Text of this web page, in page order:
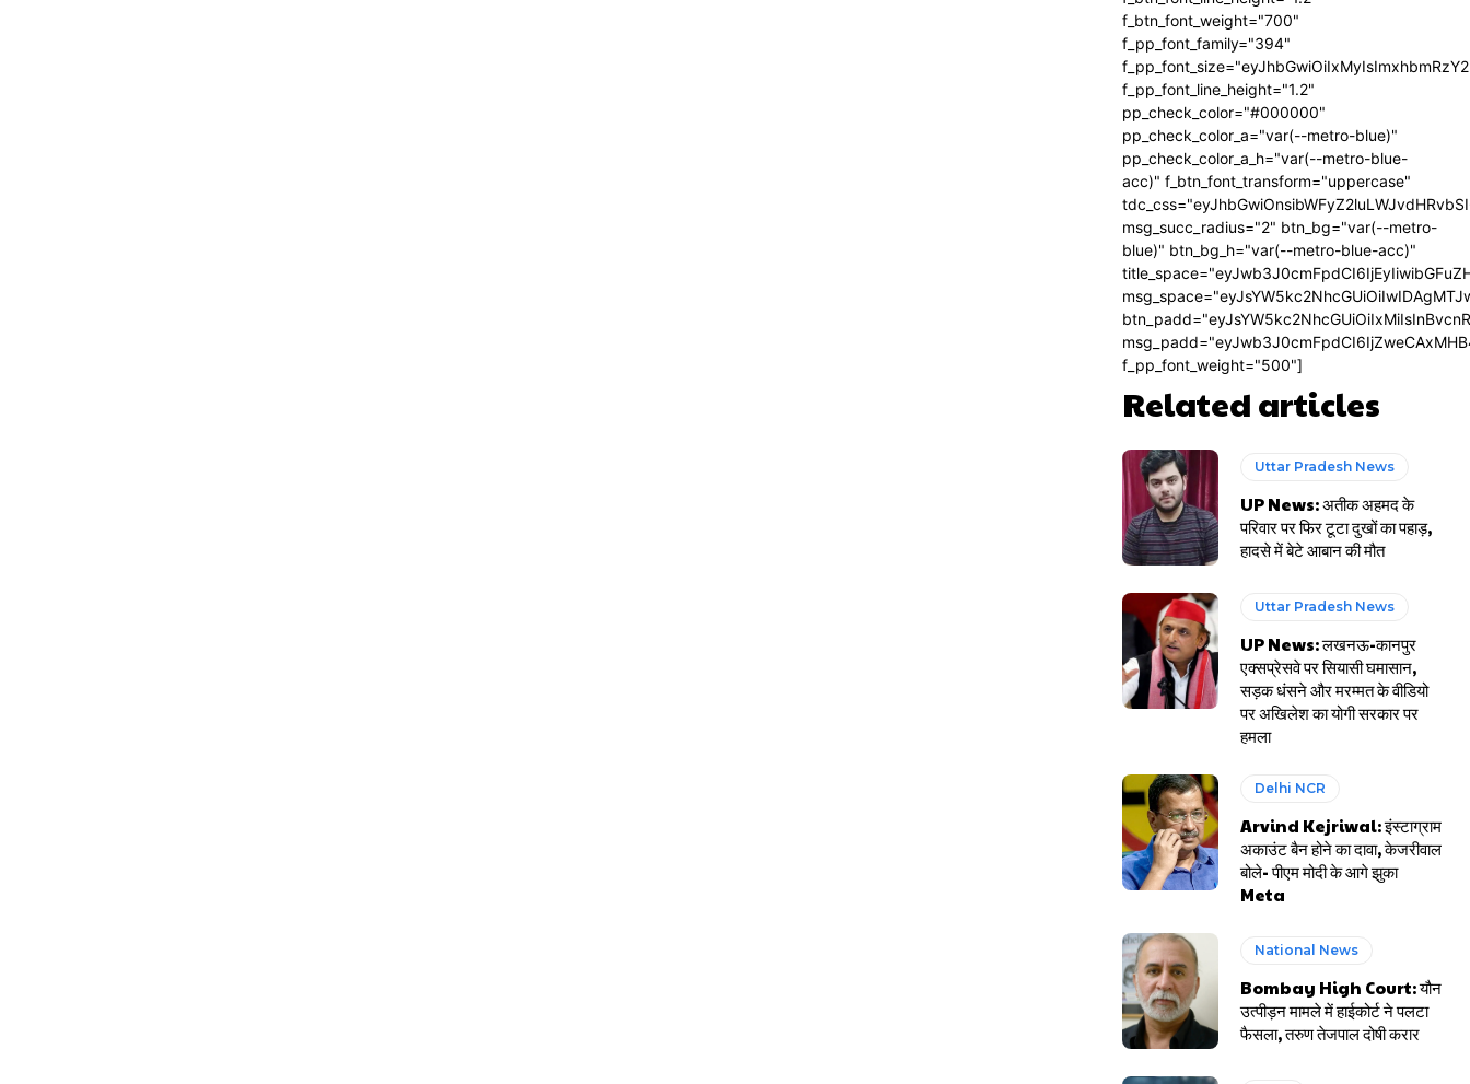
f_btn_font_weight="700"
f_pp_font_family="394"
f_pp_font_line_height="1.2"
pp_check_color="#000000"
pp_check_color_a="var(--metro-blue)"
pp_check_color_a_h="var(--metro-blue-
acc)" f_btn_font_transform="uppercase"
msg_succ_radius="2" btn_bg="var(--metro-
blue)" btn_bg_h="var(--metro-blue-acc)"
f_pp_font_weight="500"]
Related articles
Uttar Pradesh News
UP News: अतीक अहमद के
परिवार पर फिर टूटा दुखों का पहाड़,
हादसे में बेटे आबान की मौत
Uttar Pradesh News
UP News: लखनऊ-कानपुर
एक्सप्रेसवे पर सियासी घमासान,
सड़क धंसने और मरम्मत के वीडियो
पर अखिलेश का योगी सरकार पर
हमला
Delhi NCR
Arvind Kejriwal: इंस्टाग्राम
अकाउंट बैन होने का दावा, केजरीवाल
बोले- पीएम मोदी के आगे झुका
Meta
National News
Bombay High Court: यौन
उत्पीड़न मामले में हाईकोर्ट ने पलटा
फैसला, तरुण तेजपाल दोषी करार